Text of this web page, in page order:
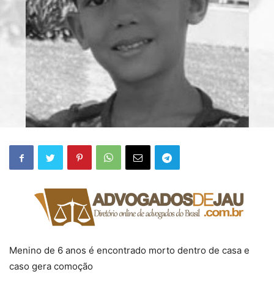
Menino de 6 anos é encontrado morto dentro de casa e
caso gera comoção